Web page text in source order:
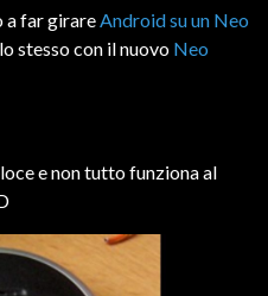
a far girareAndroid su un Neo
stesso con il nuovo Neo
e non tutto funziona al